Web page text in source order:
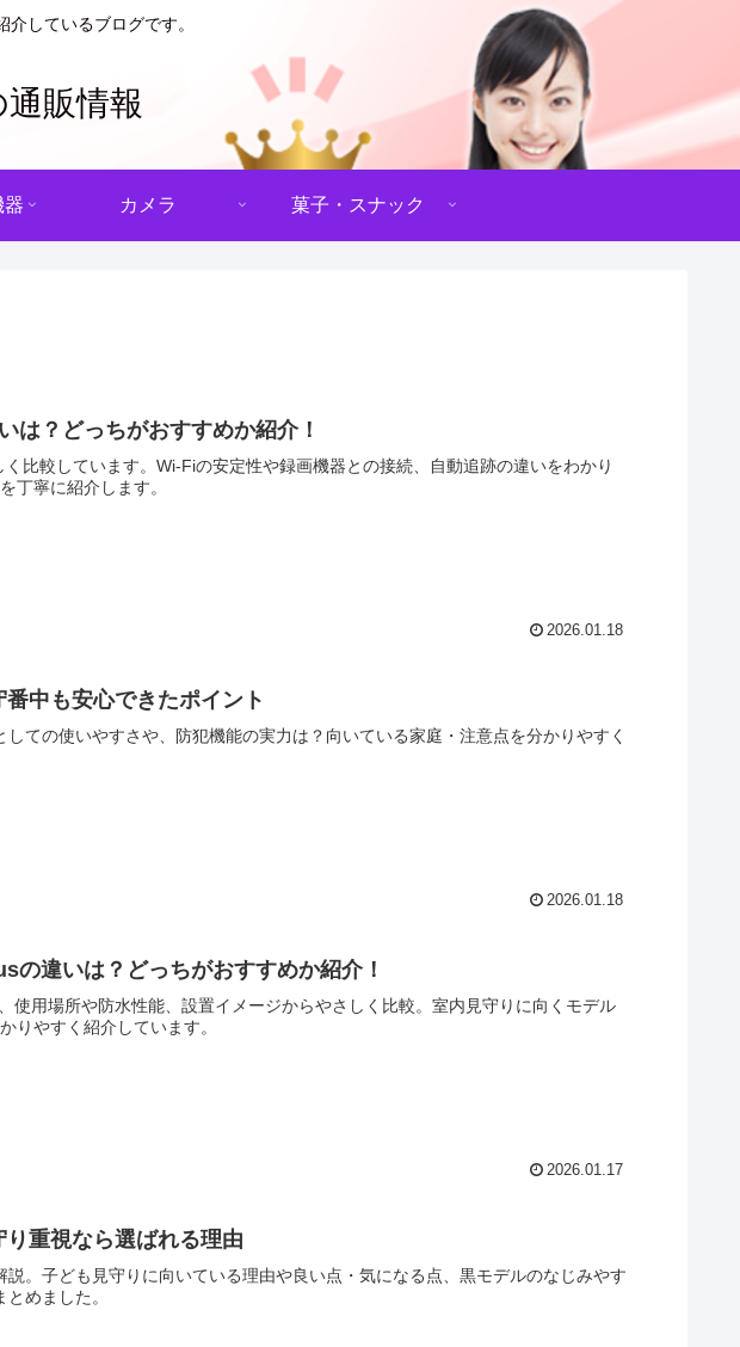
しているブログです。
販情報
器 カメラ 菓子・スナック
は？どっちがおすすめか紹介！
比較しています。Wi-Fiの安定性や録画機器との接続、自動追跡の違いをわかり
丁寧に紹介します。
2026.01.18
中も安心できたポイント
ての使いやすさや、防犯機能の実力は？向いている家庭・注意点を分かりやすく
2026.01.18
違いは？どっちがおすすめか紹介！
使用場所や防水性能、設置イメージからやさしく比較。室内見守りに向くモデル
りやすく紹介しています。
2026.01.17
重視なら選ばれる理由
。子ども見守りに向いている理由や良い点・気になる点、黒モデルのなじみやす
めました。